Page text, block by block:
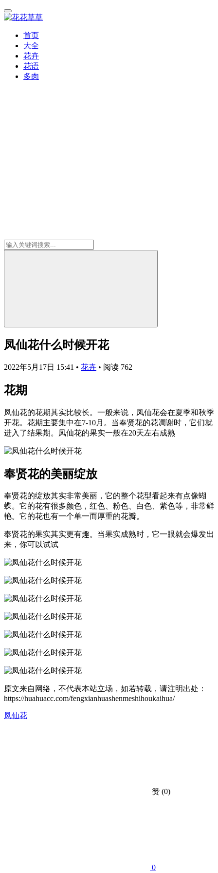
首页
大全
花卉
花语
多肉
凤仙花什么时候开花
2022年5月17日 15:41 • 花卉 • 阅读 762
花期
凤仙花的花期其实比较长。一般来说，凤仙花会在夏季和秋季
开花。花期主要集中在7-10月。当奉贤花的花凋谢时，它们就
进入了结果期。凤仙花的果实一般在20天左右成熟
奉贤花的美丽绽放
奉贤花的绽放其实非常美丽，它的整个花型看起来有点像蝴
蝶。它的花有很多颜色，红色、粉色、白色、紫色等，非常鲜
艳。它的花也有一个单一而厚重的花瓣。
奉贤花的果实其实更有趣。当果实成熟时，它一眼就会爆发出
来，你可以试试
原文来自网络，不代表本站立场，如若转载，请注明出处：
https://huahuacc.com/fengxianhuashenmeshihoukaihua/
凤仙花
赞 (0)
0